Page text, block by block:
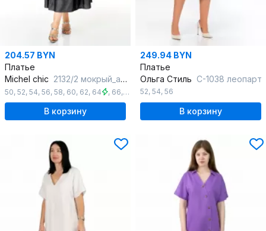
204.57 BYN
Платье
Michel chic 2132/2 мокрый_асфальт
50, 52, 54, 56, 58, 60, 62, 64 , 66, 68
В корзину
249.94 BYN
Платье
Ольга Стиль С-1038 леопарт
52, 54, 56
В корзину